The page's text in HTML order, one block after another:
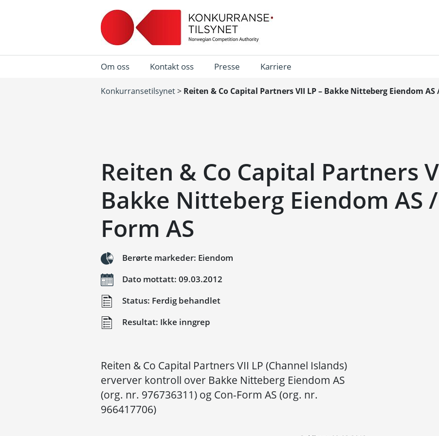
Om oss Kontakt oss Presse Karriere
Konkurransetilsynet> Reiten & Co Capital Partners VII LP – Bakke Nitteberg Eiendom AS
Reiten & Co Capital Partners
Bakke Nitteberg Eiendom AS
Form AS
Berørte markeder: Eiendom
Dato mottatt: 09.03.2012
Status: Ferdig behandlet
Resultat: Ikke inngrep
Reiten & Co Capital Partners VII LP (Channel Islands)
erverver kontroll over Bakke Nitteberg Eiendom AS
(org. nr. 976736311) og Con-Form AS (org. nr.
966417706)